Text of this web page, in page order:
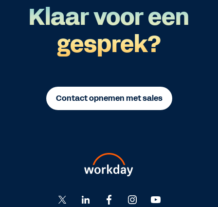
Klaar voor een
gesprek?
Contact opnemen met sales